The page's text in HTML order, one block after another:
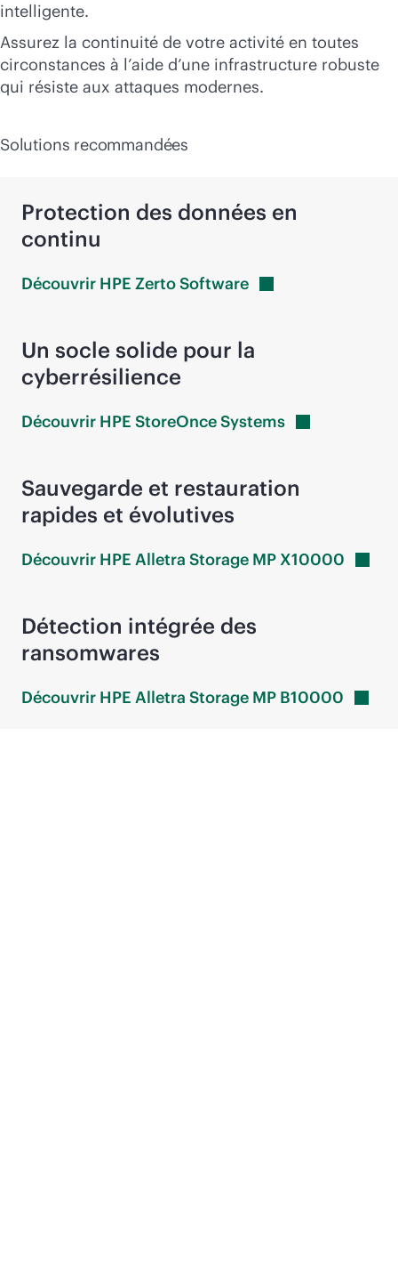
intelligente.
Assurez la continuité de votre activité en toutes
circonstances à l’aide d’une infrastructure robuste
qui résiste aux attaques modernes.
Solutions recommandées
Protection des données en
continu
Découvrir HPE ZertoSoftware
Un socle solide pour la
cyberrésilience
Découvrir HPE StoreOnceSystems
Sauvegarde et restauration
rapides et évolutives
Découvrir HPE Alletra Storage MPX10000
Détection intégrée des
ransomwares
Découvrir HPE Alletra Storage MP B10000